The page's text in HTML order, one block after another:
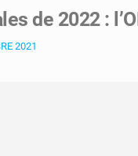
de 2022 :
2021